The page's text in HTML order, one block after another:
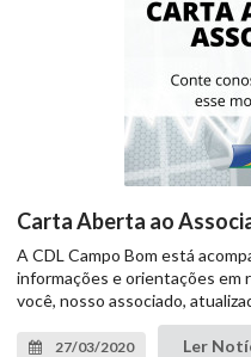
Carta Aberta ao
A CDL Campo Bom está
informações e orientações em
você, nosso associado,
27/03/2020 Ler